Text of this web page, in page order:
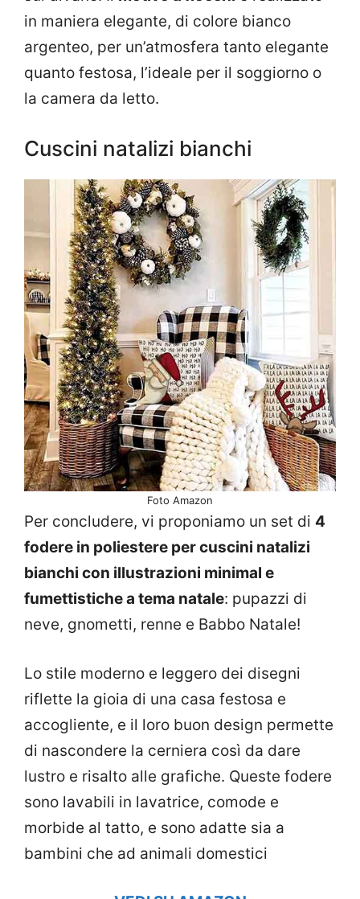
in maniera elegante, di colore bianco
argenteo, per un’atmosfera tanto elegante
quanto festosa, l’ideale per il soggiorno o
la camera da letto.
Cuscini natalizi bianchi
Foto Amazon
Per concludere, vi proponiamo un set di 4
fodere in poliestere per cuscini natalizi
bianchi con illustrazioni minimal e
fumettistiche a tema natale: pupazzi di
neve, gnometti, renne e Babbo Natale!
Lo stile moderno e leggero dei disegni
riflette la gioia di una casa festosa e
accogliente, e il loro buon design permette
di nascondere la cerniera così da dare
lustro e risalto alle grafiche. Queste fodere
sono lavabili in lavatrice, comode e
morbide al tatto, e sono adatte sia a
bambini che ad animali domestici